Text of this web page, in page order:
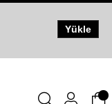
Yükle